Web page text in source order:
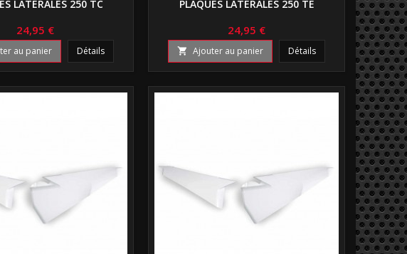
LATÉRALES 250 TC
24,95 €
au panier Détails
PLAQUES LATÉRALES 250 TE
24,95 €
 Ajouter au panier Détails